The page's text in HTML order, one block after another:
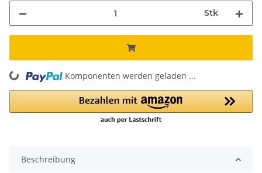
Stk
Loading... Komponenten werden geladen ...
Beschreibung